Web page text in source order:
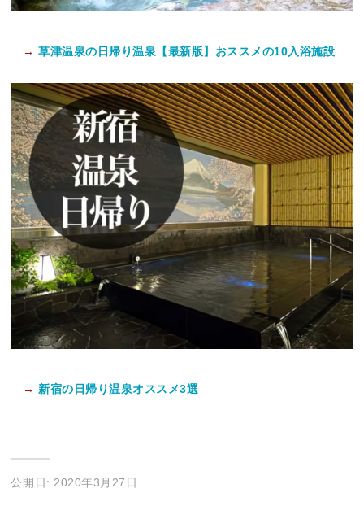
→ 草津温泉の日帰り温泉【最新版】おススメの10入浴施設
→ 新宿の日帰り温泉オススメ3選
公開日: 2020年3月27日